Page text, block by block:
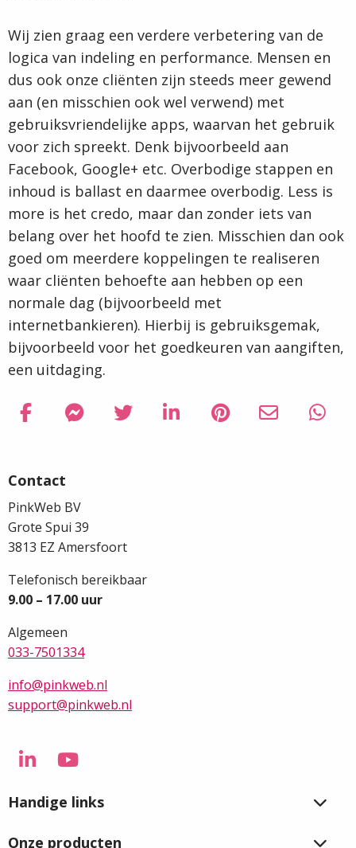
Wij zien graag een verdere verbetering van de
logica van indeling en performance. Mensen en
dus ook onze cliënten zijn steeds meer gewend
aan (en misschien ook wel verwend) met
gebruiksvriendelijke apps, waarvan het gebruik
voor zich spreekt. Denk bijvoorbeeld aan
Facebook, Google+ etc. Overbodige stappen en
inhoud is ballast en daarmee overbodig. Less is
more is het credo, maar dan zonder iets van
belang over het hoofd te zien. Misschien dan ook
goed om meerdere koppelingen te realiseren
waar cliënten behoefte aan hebben op een
normale dag (bijvoorbeeld met
internetbankieren). Hierbij is gebruiksgemak,
bijvoorbeeld voor het goedkeuren van aangiften,
een uitdaging.
Delen via Facebook
Delen
Delen via Facebook Messenger
Delen
Delen via Twitter
Delen
Delen via LinkedIn
Delen
Delen via Pinterest
Delen
Delen via
Delen
Delen
Contact
PinkWeb BV
Grote Spui 39
3813 EZ Amersfoort
Telefonisch bereikbaar
9.00 – 17.00 uur
Algemeen
033-7501334
info@pinkweb.nl
support@pinkweb.nl
Ga
LinkedIn
Ga
YouTube
Handige links
Onze producten